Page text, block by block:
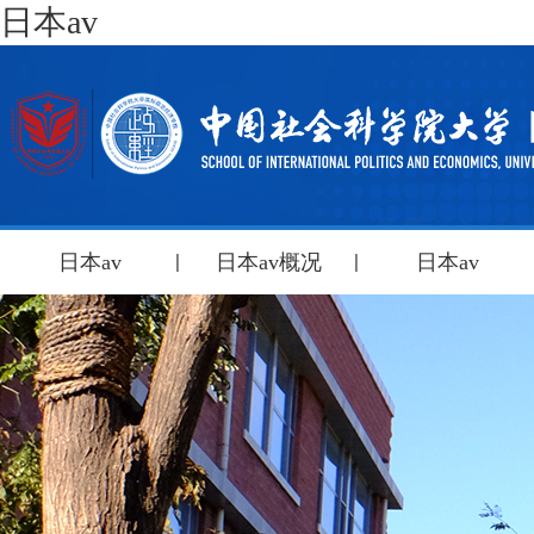
日本av
日本av 日本av概况 日本av